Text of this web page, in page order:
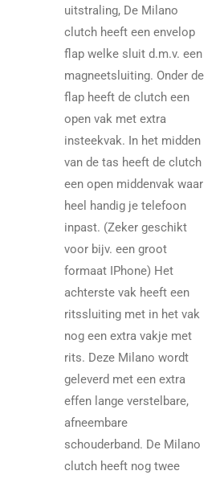
uitstraling, De Milano
clutch heeft een envelop
flap welke sluit d.m.v. een
magneetsluiting. Onder de
flap heeft de clutch een
open vak met extra
insteekvak. In het midden
van de tas heeft de clutch
een open middenvak waar
heel handig je telefoon
inpast. (Zeker geschikt
voor bijv. een groot
formaat IPhone) Het
achterste vak heeft een
ritssluiting met in het vak
nog een extra vakje met
rits. Deze Milano wordt
geleverd met een extra
effen lange verstelbare,
afneembare
schouderband. De Milano
clutch heeft nog twee